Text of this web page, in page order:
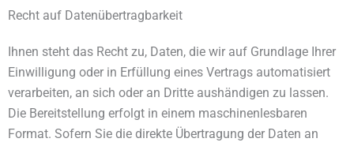
Recht auf Datenübertragbarkeit
Ihnen steht das Recht zu, Daten, die wir auf Grundlage Ihrer
Einwilligung oder in Erfüllung eines Vertrags automatisiert
verarbeiten, an sich oder an Dritte aushändigen zu lassen.
Die Bereitstellung erfolgt in einem maschinenlesbaren
Format. Sofern Sie die direkte Übertragung der Daten an